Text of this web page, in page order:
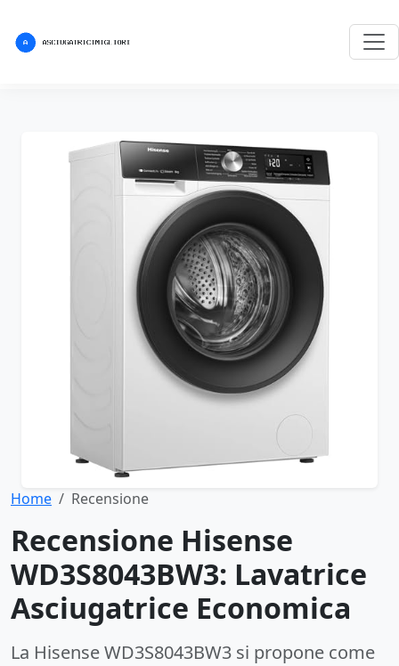
Home Recensione
Recensione Hisense
WD3S8043BW3: Lavatrice
Asciugatrice Economica
La Hisense WD3S8043BW3 si propone come